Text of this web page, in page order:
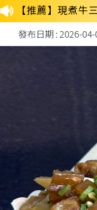
【推薦】現煮牛
發布日期 : 2026-